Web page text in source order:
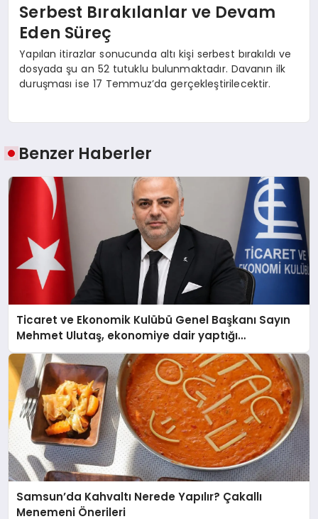
Serbest Bırakılanlar ve Devam
Eden Süreç
Yapılan itirazlar sonucunda altı kişi serbest bırakıldı ve
dosyada şu an 52 tutuklu bulunmaktadır. Davanın ilk
duruşması ise 17 Temmuz’da gerçekleştirilecektir.
Benzer Haberler
Ticaret ve Ekonomik Kulübü Genel Başkanı Sayın
Mehmet Ulutaş, ekonomiye dair yaptığı
açıklamada şunları kaydetti:
Samsun’da Kahvaltı Nerede Yapılır? Çakallı
Menemeni Önerileri